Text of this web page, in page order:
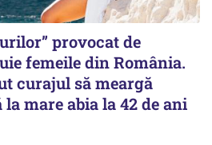
provocat de
femeile din România.
curajul să meargă
mare abia la 42 de ani